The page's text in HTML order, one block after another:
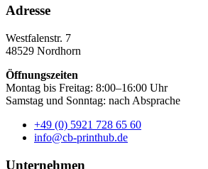
Adresse
Westfalenstr. 7
48529 Nordhorn
Öffnungszeiten
Montag bis Freitag: 8:00–16:00 Uhr
Samstag und Sonntag: nach Absprache
+49 (0) 5921 728 65 60
info@cb-printhub.de
Unternehmen